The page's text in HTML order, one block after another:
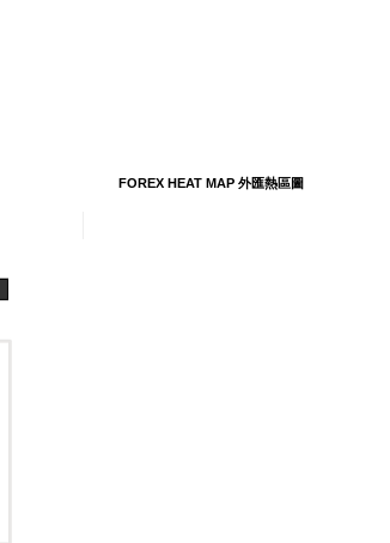
FOREX HEAT MAP 外匯熱區圖